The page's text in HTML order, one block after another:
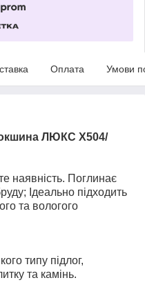
Оплата Умови
ЛЮКС X504/
наявність. Поглинає
Ідеально підходить
та вологого
типу підлог,
та камінь.